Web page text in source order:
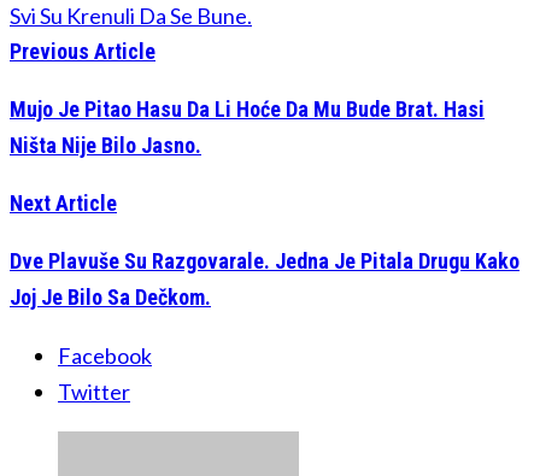
Svi Su Krenuli Da Se Bune.
Previous Article
Mujo Je Pitao Hasu Da Li Hoće Da Mu Bude Brat. Hasi
Ništa Nije Bilo Jasno.
Next Article
Dve Plavuše Su Razgovarale. Jedna Je Pitala Drugu Kako
Joj Je Bilo Sa Dečkom.
Facebook
Twitter